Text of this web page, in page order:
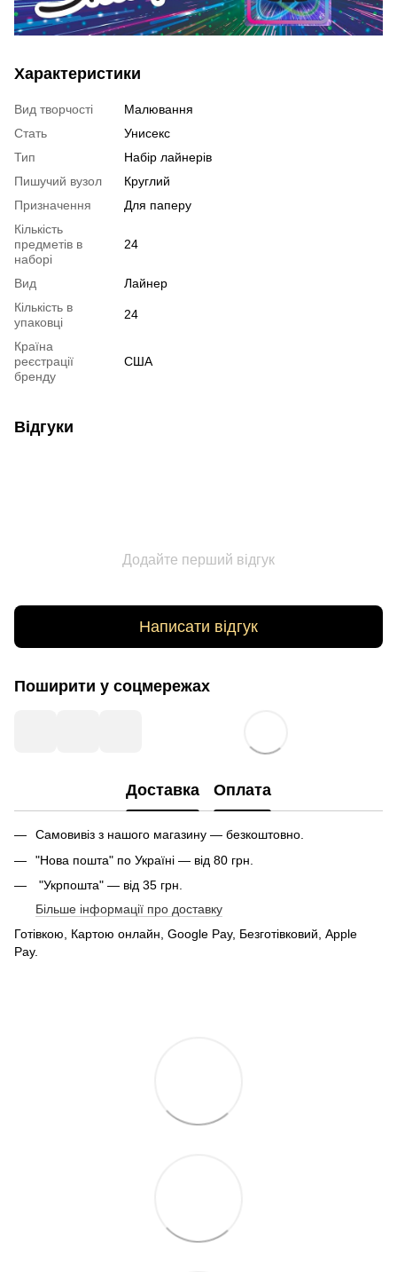
Характеристики
Вид творчості
Малювання
Стать
Унисекс
Тип
Набір лайнерів
Пишучий вузол
Круглий
Призначення
Для паперу
Кількість
предметів в
наборі
24
Вид
Лайнер
Кількість в
упаковці
24
Країна
реєстрації
бренду
США
Відгуки
Додайте перший відгук
Написати відгук
Поширити у соцмережах
Доставка Оплата
Самовивіз з нашого магазину — безкоштовно.
"Нова пошта" по Україні — від 80 грн.
"Укрпошта" — від 35 грн.
Більше інформації про доставку
Готівкою, Картою онлайн, Google Pay, Безготівковий, Apple
Pay.